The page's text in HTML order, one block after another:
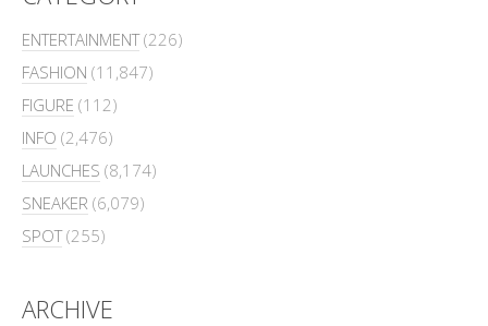
ENTERTAINMENT(226)
FASHION (11,847)
FIGURE (112)
INFO (2,476)
LAUNCHES (8,174)
SNEAKER (6,079)
SPOT(255)
ARCHIVE